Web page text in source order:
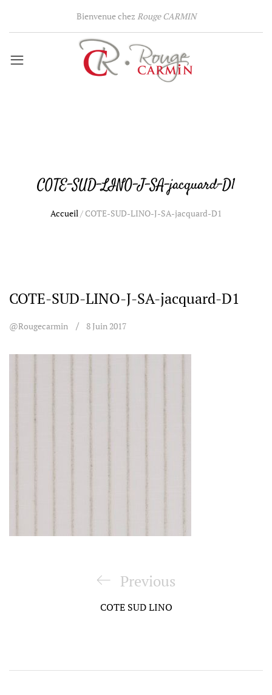
Bienvenue chez Rouge CARMIN
COTE-SUD-LINO-J-SA-jacquard-D1
Accueil/COTE-SUD-LINO-J-SA-jacquard-D1
COTE-SUD-LINO-J-SA-jacquard-D1
@rougecarmin 8 Juin 2017
Previous
Post
Previous
COTE SUD LINO